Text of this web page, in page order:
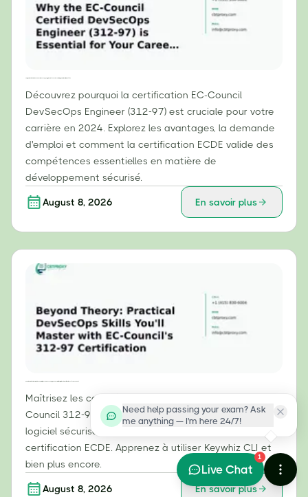
Découvrez pourquoi la certification EC-Council
DevSecOps Engineer (312-97) est cruciale pour votre
carrière en 2024. Explorez les avantages, la demande
d'emploi et comment la certification ECDE valide des
compétences essentielles en matière de
développement sécurisé.
August 8, 2026 En savoir plus
Maîtrisez les compétences pratiques DevSecOps (EC-
Council 312-97), le cycle de vie de développement
logiciel sécurisé et le DevSecOps cloud grâce à la
certification ECDE. Apprenez à utiliser Keywhiz CLI et
bien plus encore.
August 8, 2026 En savoir plus
Need help passing your exam? Ask
me anything — I'm here 24/7!
1
Live Chat